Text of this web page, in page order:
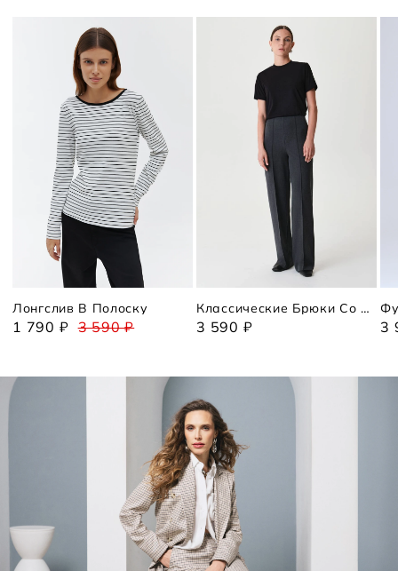
Лонгслив В Полоску
1 790 ₽ 3 590 ₽
Классические Брюки Со Стрелками
3 590 ₽ 3